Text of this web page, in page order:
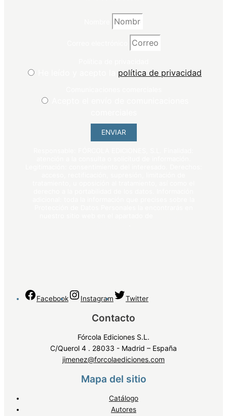
política de privacidad
ENVIAR
Facebook Instagram Twitter
Contacto
Fórcola Ediciones S.L.
C/Querol 4 . 28033 - Madrid – España
jimenez@forcolaediciones.com
Mapa del sitio
Catálogo
Autores